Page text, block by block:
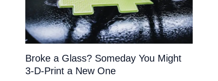
Broke a Glass? Someday You Might
3-D-Print a New One